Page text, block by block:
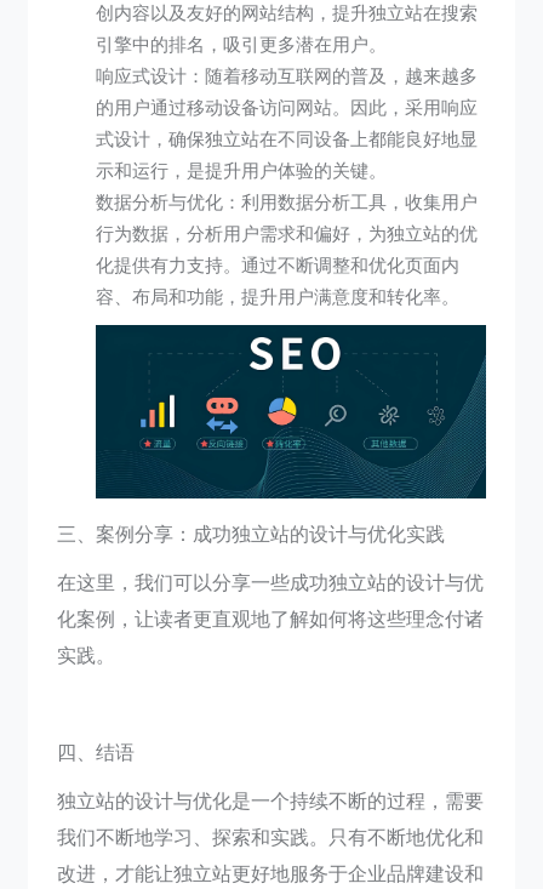
创内容以及友好的网站结构，提升独立站在搜索
引擎中的排名，吸引更多潜在用户。
响应式设计：随着移动互联网的普及，越来越多
的用户通过移动设备访问网站。因此，采用响应
式设计，确保独立站在不同设备上都能良好地显
示和运行，是提升用户体验的关键。
数据分析与优化：利用数据分析工具，收集用户
行为数据，分析用户需求和偏好，为独立站的优
化提供有力支持。通过不断调整和优化页面内
容、布局和功能，提升用户满意度和转化率。
三、案例分享：成功独立站的设计与优化实践
在这里，我们可以分享一些成功独立站的设计与优
化案例，让读者更直观地了解如何将这些理念付诸
实践。
四、结语
独立站的设计与优化是一个持续不断的过程，需要
我们不断地学习、探索和实践。只有不断地优化和
改进，才能让独立站更好地服务于企业品牌建设和